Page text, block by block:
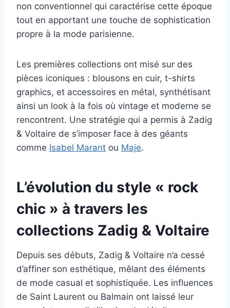
non conventionnel qui caractérise cette époque
tout en apportant une touche de sophistication
propre à la mode parisienne.
Les premières collections ont misé sur des
pièces iconiques : blousons en cuir, t-shirts
graphics, et accessoires en métal, synthétisant
ainsi un look à la fois où vintage et moderne se
rencontrent. Une stratégie qui a permis à Zadig
& Voltaire de s’imposer face à des géants
comme Isabel Marant ou Maje.
L’évolution du style « rock
chic » à travers les
collections Zadig & Voltaire
Depuis ses débuts, Zadig & Voltaire n’a cessé
d’affiner son esthétique, mêlant des éléments
de mode casual et sophistiquée. Les influences
de Saint Laurent ou Balmain ont laissé leur